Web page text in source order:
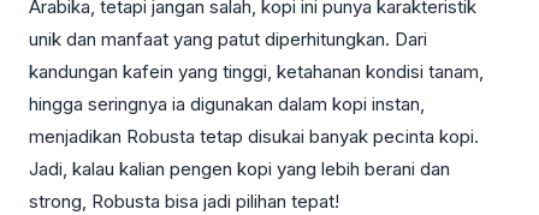
Arabika, tetapi jangan salah, kopi ini punya karakteristik
unik dan manfaat yang patut diperhitungkan. Dari
kandungan kafein yang tinggi, ketahanan kondisi tanam,
hingga seringnya ia digunakan dalam kopi instan,
menjadikan Robusta tetap disukai banyak pecinta kopi.
Jadi, kalau kalian pengen kopi yang lebih berani dan
strong, Robusta bisa jadi pilihan tepat!